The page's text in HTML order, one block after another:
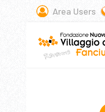
Area Users